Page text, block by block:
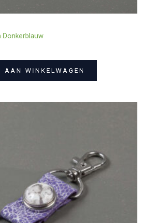
Donkerblauw
AAN WINKELWAGEN